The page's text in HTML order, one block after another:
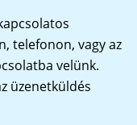
telefonon, vagy az
velünk.
üzenetküldés